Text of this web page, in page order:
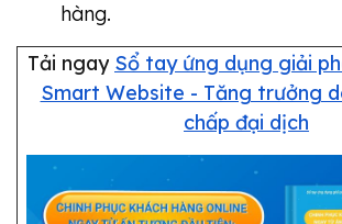
hàng.
Tải ngay Sổ tay ứng dụng giải
Smart Website - Tăng trưởng
chấp đại dịch